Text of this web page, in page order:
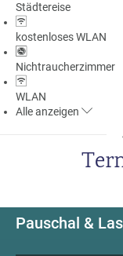
Städtereise
kostenloses WLAN
Nichtraucherzimmer
WLAN
Alleanzeigen
Pauschal &